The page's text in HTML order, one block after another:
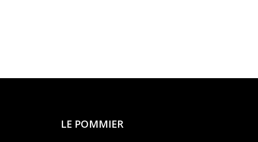
LE POMMIER